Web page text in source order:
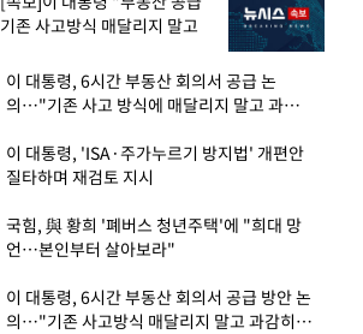
기존 사고방식 매달리지 말고
이 대통령, 6시간 부동산 회의서 공급 논
의…"기존 사고 방식에 매달리지 말고 과감
이 대통령, 'ISA·주가누르기 방지법' 개편안
질타하며 재검토 지시
국힘, 與 황희 '폐버스 청년주택'에 "희대 망
언…본인부터 살아보라"
이 대통령, 6시간 부동산 회의서 공급 방안 논
의…"기존 사고방식 매달리지 말고 과감히